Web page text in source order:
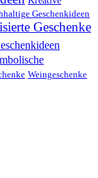
Geschenkideen
Geschenke
Weingeschenke